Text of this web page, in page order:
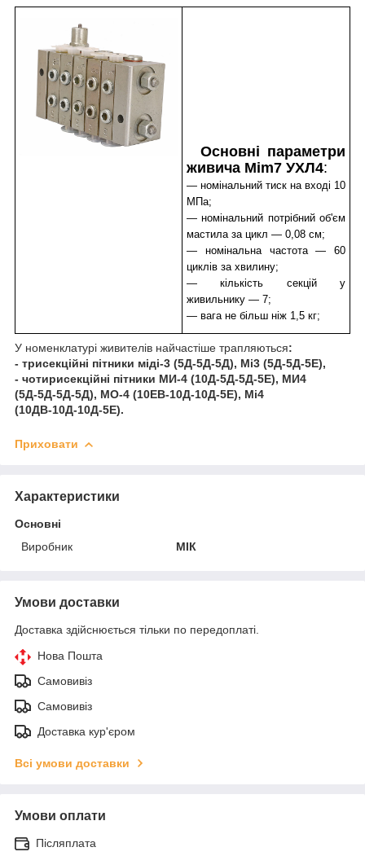
Основні параметри
живича Mim7 УХЛ4:
— номінальний тиск на вході 10
МПа;
— номінальний потрібний об'єм
мастила за цикл — 0,08 см;
— номінальна частота — 60
циклів за хвилину;
— кількість секцій у
живильнику — 7;
— вага не більш ніж 1,5 кг;
У номенклатурі живителів найчастіше трапляються:
- трисекційні пітники міді-3 (5Д-5Д-5Д), Mi3 (5Д-5Д-5Е),
- чотирисекційні пітники МИ-4 (10Д-5Д-5Д-5Е), МИ4
(5Д-5Д-5Д-5Д), МО-4 (10ЕВ-10Д-10Д-5Е), Мі4
(10ДВ-10Д-10Д-5Е).
Приховати
Характеристики
Основні
Виробник
МІК
Умови доставки
Доставка здійснюється тільки по передоплаті.
Нова Пошта
Самовивіз
Самовивіз
Доставка кур'єром
Всі умови доставки
Умови оплати
Післяплата